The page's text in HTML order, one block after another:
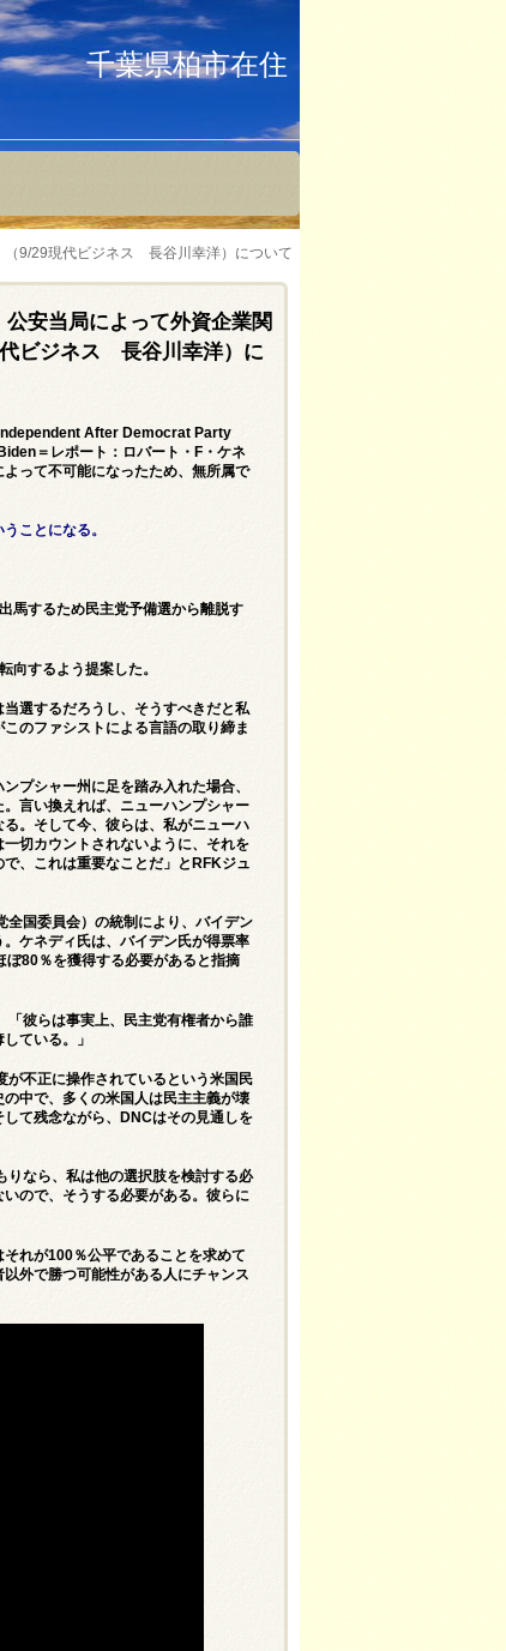
千葉県柏市在住
（9/29現代ビジネス 長谷川幸洋）について
安当局によって外資企業関
ビジネス 長谷川幸洋）に
After Democrat Party
＝レポート：ロバート・F・ケネ
って不可能になったため、無所属で
ことになる。
馬するため民主党予備選から離脱す
向するよう提案した。
選するだろうし、そうすべきだと私
のファシストによる言語の取り締ま
プシャー州に足を踏み入れた場合、
言い換えれば、ニューハンプシャー
。そして今、彼らは、私がニューハ
切カウントされないように、それを
、これは重要なことだ」とRFKジュ
国委員会）の統制により、バイデン
ケネディ氏は、バイデン氏が得票率
80％を獲得する必要があると指摘
「彼らは事実上、民主党有権者から誰
ている。」
不正に操作されているという米国民
中で、多くの米国人は民主主義が壊
て残念ながら、DNCはその見通しを
りなら、私は他の選択肢を検討する必
ので、そうする必要がある。彼らに
れが100％公平であることを求めて
外で勝つ可能性がある人にチャンス